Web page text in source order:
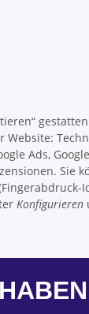
Ads,
Sie
Konfigurieren